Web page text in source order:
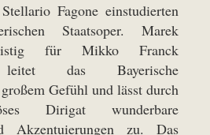
Fagone einstudierten
Staatsoper. Marek
für Mikko Franck
leitet das Bayerische
Gefühl und lässt durch
Dirigat wunderbare
Akzentuierungen zu. Das